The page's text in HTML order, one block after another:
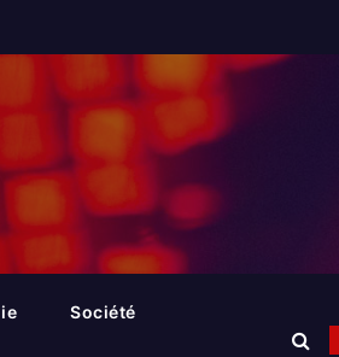
Société